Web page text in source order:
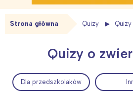
Strona główna Quizy
Quizy o
Dla przedszkolaków